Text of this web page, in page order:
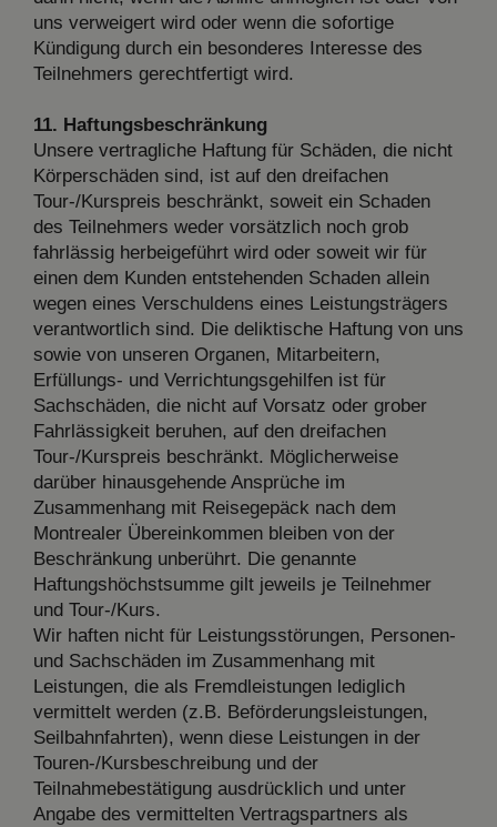
uns verweigert wird oder wenn die sofortige
Kündigung durch ein besonderes Interesse des
Teilnehmers gerechtfertigt wird.
11. Haftungsbeschränkung
Unsere vertragliche Haftung für Schäden, die nicht
Körperschäden sind, ist auf den dreifachen
Tour-/Kurspreis beschränkt, soweit ein Schaden
des Teilnehmers weder vorsätzlich noch grob
fahrlässig herbeigeführt wird oder soweit wir für
einen dem Kunden entstehenden Schaden allein
wegen eines Verschuldens eines Leistungsträgers
verantwortlich sind. Die deliktische Haftung von uns
sowie von unseren Organen, Mitarbeitern,
Erfüllungs- und Verrichtungsgehilfen ist für
Sachschäden, die nicht auf Vorsatz oder grober
Fahrlässigkeit beruhen, auf den dreifachen
Tour-/Kurspreis beschränkt. Möglicherweise
darüber hinausgehende Ansprüche im
Zusammenhang mit Reisegepäck nach dem
Montrealer Übereinkommen bleiben von der
Beschränkung unberührt. Die genannte
Haftungshöchstsumme gilt jeweils je Teilnehmer
und Tour-/Kurs.
Wir haften nicht für Leistungsstörungen, Personen-
und Sachschäden im Zusammenhang mit
Leistungen, die als Fremdleistungen lediglich
vermittelt werden (z.B. Beförderungsleistungen,
Seilbahnfahrten), wenn diese Leistungen in der
Touren-/Kursbeschreibung und der
Teilnahmebestätigung ausdrücklich und unter
Angabe des vermittelten Vertragspartners als